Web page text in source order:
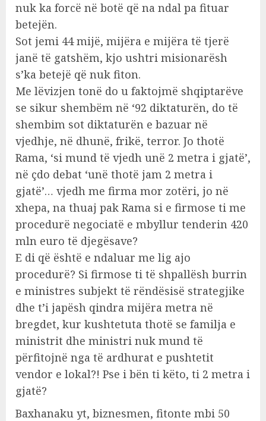
nuk ka forcë në botë që na ndal pa fituar
betejën.
Sot jemi 44 mijë, mijëra e mijëra të tjerë
janë të gatshëm, kjo ushtri misionarësh
s’ka betejë që nuk fiton.
Me lëvizjen tonë do u faktojmë shqiptarëve
se sikur shembëm në ‘92 diktaturën, do të
shembim sot diktaturën e bazuar në
vjedhje, në dhunë, frikë, terror. Jo thotë
Rama, ‘si mund të vjedh unë 2 metra i gjatë’,
në çdo debat ‘unë thotë jam 2 metra i
gjatë’… vjedh me firma mor zotëri, jo në
xhepa, na thuaj pak Rama si e firmose ti me
procedurë negociatë e mbyllur tenderin 420
mln euro të djegësave?
E di që është e ndaluar me lig ajo
procedurë? Si firmose ti të shpallësh burrin
e ministres subjekt të rëndësisë strategjike
dhe t’i japësh qindra mijëra metra në
bregdet, kur kushtetuta thotë se familja e
ministrit dhe ministri nuk mund të
përfitojnë nga të ardhurat e pushtetit
vendor e lokal?! Pse i bën ti këto, ti 2 metra i
gjatë?
Baxhanaku yt, biznesmen, fitonte mbi 50